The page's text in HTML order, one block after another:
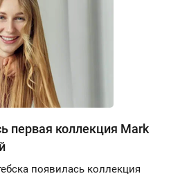
первая коллекция Mark
появилась коллекция